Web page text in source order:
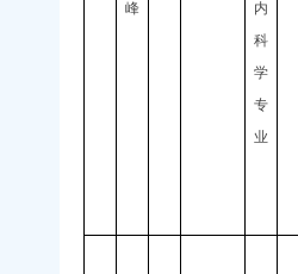
峰
内
科
学
专
业